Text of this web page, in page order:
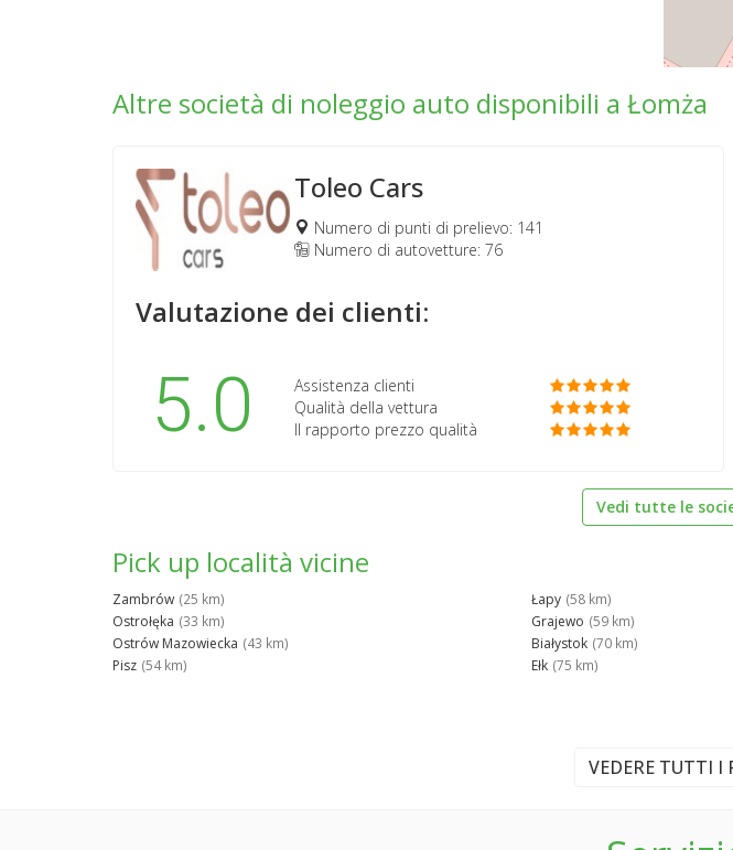
Altre società di noleggio auto disponibili a Łomża
Toleo Cars
Numero di punti di prelievo: 141
Numero di autovetture: 76
Valutazione dei clienti:
5.0
Assistenza clienti
Qualità della vettura
Il rapporto prezzo qualità
Vedi tutte le
Pick up località vicine
Zambrów (25 km)
Ostrołęka (33 km)
Ostrów Mazowiecka (43 km)
Pisz (54 km)
Łapy (58 km)
Grajewo (59 km)
Białystok (70 km)
Ełk (75 km)
VEDERE TUTTI I